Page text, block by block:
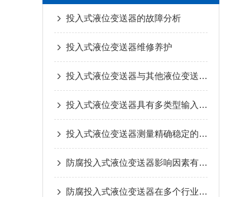
投入式液位变送器的故障分析
投入式液位变送器维修养护
投入式液位变送器与其他液位变送器有哪些区别？
投入式液位变送器具有多类型输入可编程功能
投入式液位变送器测量精确稳定的体现
防腐投入式液位变送器影响因素有哪些？
防腐投入式液位变送器在多个行业中发挥着重要作用